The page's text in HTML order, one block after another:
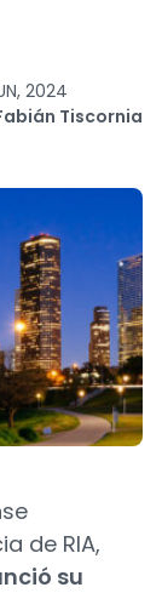
2024
Tiscornia
de RIA,
su